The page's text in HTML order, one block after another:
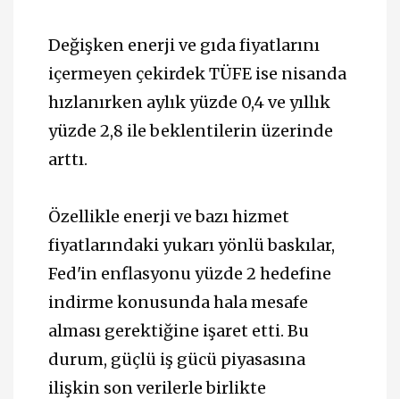
Değişken enerji ve gıda fiyatlarını
içermeyen çekirdek TÜFE ise nisanda
hızlanırken aylık yüzde 0,4 ve yıllık
yüzde 2,8 ile beklentilerin üzerinde
arttı.
Özellikle enerji ve bazı hizmet
fiyatlarındaki yukarı yönlü baskılar,
Fed'in enflasyonu yüzde 2 hedefine
indirme konusunda hala mesafe
alması gerektiğine işaret etti. Bu
durum, güçlü iş gücü piyasasına
ilişkin son verilerle birlikte